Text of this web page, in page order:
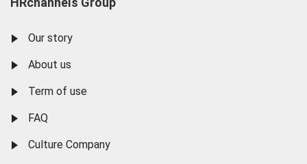
Our story
About us
Term of use
FAQ
Culture Company